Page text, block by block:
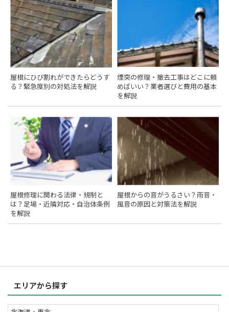
屋根にひび割れができたらどうす
る？緊急度別の対処法を解説
煙突の修理・撤去工事はどこに頼
めばいい？業者選びと費用の基本
を解説
屋根修理に関わる法律・規制と
は？足場・近隣対応・自治体条例
を解説
屋根からの音がうるさい？雨音・
風音の原因と対策法を解説
エリアから探す